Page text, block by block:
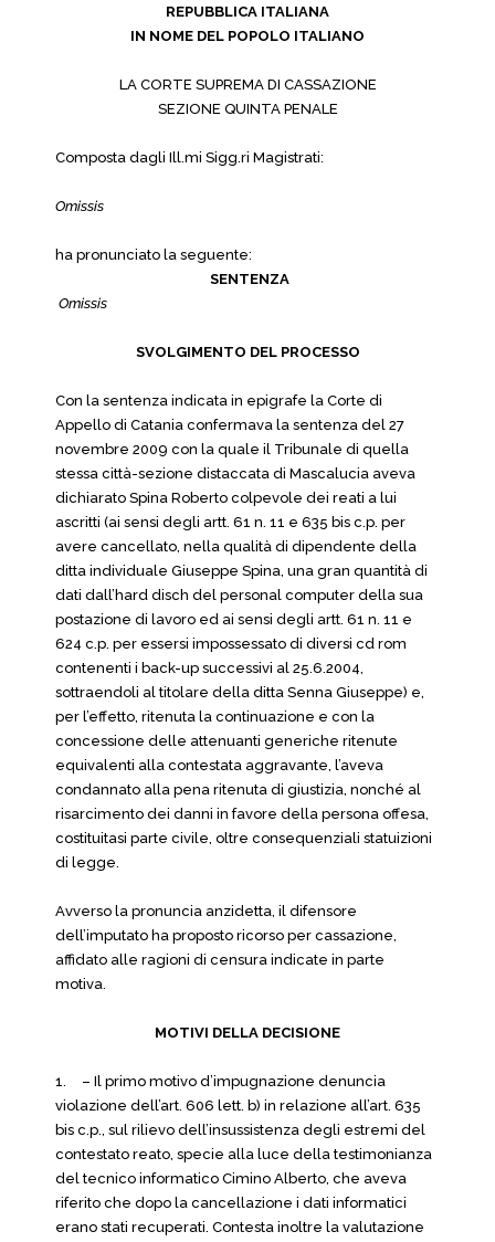
REPUBBLICA ITALIANA
IN NOME DEL POPOLO ITALIANO
LA CORTE SUPREMA DI CASSAZIONE
SEZIONE QUINTA PENALE
Composta dagli Ill.mi Sigg.ri Magistrati:
Omissis
ha pronunciato la seguente:
SENTENZA
Omissis
SVOLGIMENTO DEL PROCESSO
Con la sentenza indicata in epigrafe la Corte di
Appello di Catania confermava la sentenza del 27
novembre 2009 con la quale il Tribunale di quella
stessa città-sezione distaccata di Mascalucia aveva
dichiarato Spina Roberto colpevole dei reati a lui
ascritti (ai sensi degli artt. 61 n. 11 e 635 bis c.p. per
avere cancellato, nella qualità di dipendente della
ditta individuale Giuseppe Spina, una gran quantità di
dati dall’hard disch del personal computer della sua
postazione di lavoro ed ai sensi degli artt. 61 n. 11 e
624 c.p. per essersi impossessato di diversi cd rom
contenenti i back-up successivi al 25.6.2004,
sottraendoli al titolare della ditta Senna Giuseppe) e,
per l’effetto, ritenuta la continuazione e con la
concessione delle attenuanti generiche ritenute
equivalenti alla contestata aggravante, l’aveva
condannato alla pena ritenuta di giustizia, nonché al
risarcimento dei danni in favore della persona offesa,
costituitasi parte civile, oltre consequenziali statuizioni
di legge.
Avverso la pronuncia anzidetta, il difensore
dell’imputato ha proposto ricorso per cassazione,
affidato alle ragioni di censura indicate in parte
motiva.
MOTIVI DELLA DECISIONE
1.
– Il primo motivo d’impugnazione denuncia
violazione dell’art. 606 lett. b) in relazione all’art. 635
bis c.p., sul rilievo dell’insussistenza degli estremi del
contestato reato, specie alla luce della testimonianza
del tecnico informatico Cimino Alberto, che aveva
riferito che dopo la cancellazione i dati informatici
erano stati recuperati. Contesta inoltre la valutazione